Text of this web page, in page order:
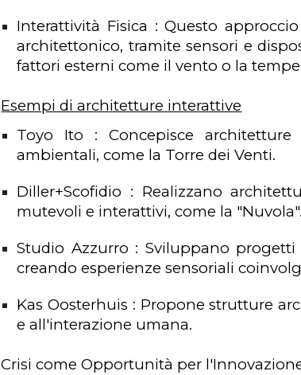
Interattività Fisica : Questo
architettonico, tramite sensori e
fattori esterni come il vento o la
Esempi di architetture interattive
Toyo Ito : Concepisce
ambientali, come la Torre dei Venti.
Diller+Scofidio : Realizzano
mutevoli e interattivi, come la "Nuvola".
Studio Azzurro : Sviluppano
creando esperienze sensoriali
Kas Oosterhuis : Propone strutture
e all'interazione umana.
Crisi come Opportunità per